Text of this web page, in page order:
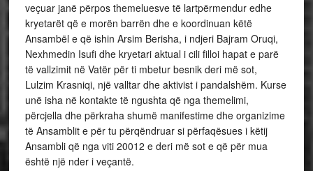
veçuar janë përpos themeluesve të lartpërmendur edhe
kryetarët që e morën barrën dhe e koordinuan këtë
Ansambël e që ishin Arsim Berisha, i ndjeri Bajram Oruqi,
Nexhmedin Isufi dhe kryetari aktual i cili filloi hapat e parë
të vallzimit në Vatër për ti mbetur besnik deri më sot,
Lulzim Krasniqi, një valltar dhe aktivist i pandalshëm. Kurse
unë isha në kontakte të ngushta që nga themelimi,
përcjella dhe përkraha shumë manifestime dhe organizime
të Ansamblit e për tu përqëndruar si përfaqësues i këtij
Ansambli që nga viti 20012 e deri më sot e që për mua
është një nder i veçantë.